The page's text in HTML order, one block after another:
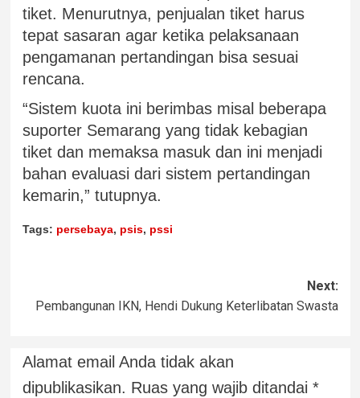
tiket. Menurutnya, penjualan tiket harus
tepat sasaran agar ketika pelaksanaan
pengamanan pertandingan bisa sesuai
rencana.
“Sistem kuota ini berimbas misal beberapa
suporter Semarang yang tidak kebagian
tiket dan memaksa masuk dan ini menjadi
bahan evaluasi dari sistem pertandingan
kemarin,” tutupnya.
Tags: persebaya, psis, pssi
Next:
Pembangunan IKN, Hendi Dukung Keterlibatan Swasta
Alamat email Anda tidak akan
dipublikasikan. Ruas yang wajib ditandai *